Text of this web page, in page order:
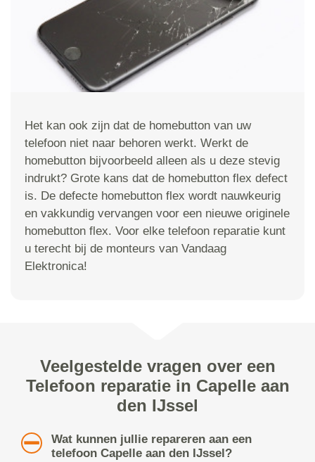
Het kan ook zijn dat de homebutton van uw
telefoon niet naar behoren werkt. Werkt de
homebutton bijvoorbeeld alleen als u deze stevig
indrukt? Grote kans dat de homebutton flex defect
is. De defecte homebutton flex wordt nauwkeurig
en vakkundig vervangen voor een nieuwe originele
homebutton flex. Voor elke telefoon reparatie kunt
u terecht bij de monteurs van Vandaag
Elektronica!
Veelgestelde vragen over een
Telefoon reparatie in Capelle aan
den IJssel
Wat kunnen jullie repareren aan een
telefoon Capelle aan den IJssel?